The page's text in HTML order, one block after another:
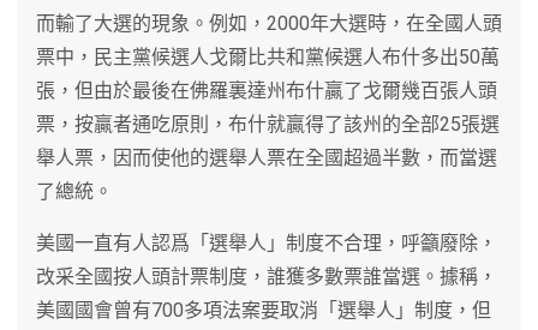
而輸了大選的現象。例如，2000年大選時，在全國人頭
票中，民主黨候選人戈爾比共和黨候選人布什多出50萬
張，但由於最後在佛羅裏達州布什贏了戈爾幾百張人頭
票，按贏者通吃原則，布什就贏得了該州的全部25張選
舉人票，因而使他的選舉人票在全國超過半數，而當選
了總統。
美國一直有人認爲「選舉人」制度不合理，呼籲廢除，
改采全國按人頭計票制度，誰獲多數票誰當選。據稱，
美國國會曾有700多項法案要取消「選舉人」制度，但